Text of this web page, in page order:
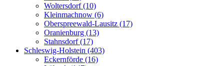
Woltersdorf (10)
Kleinmachnow (6)
Oberspreewald-Lausitz (17)
Oranienburg (13)
Stahnsdorf (17)
Schleswig-Holstein (403)
Eckernförde (16)